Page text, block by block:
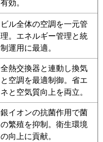
有効。
ビル全体の空調を一元管
理。エネルギー管理と統
制運用に最適。
全熱交換器と連動し換気
と空調を最適制御。省エ
ネと空気質向上を両立。
銀イオンの抗菌作用で菌
の繁殖を抑制。衛生環境
の向上に貢献。